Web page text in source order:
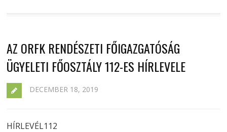
AZ ORFK RENDÉSZETI FŐIGAZGATÓSÁG
ÜGYELETI FŐOSZTÁLY 112-ES HÍRLEVELE
DECEMBER 18, 2019
HÍRLEVÉL112